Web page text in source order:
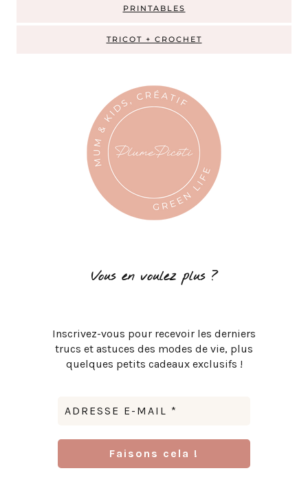
PRINTABLES
TRICOT + CROCHET
Vous en voulez plus ?
Inscrivez-vous pour recevoir les derniers
trucs et astuces des modes de vie, plus
quelques petits cadeaux exclusifs !